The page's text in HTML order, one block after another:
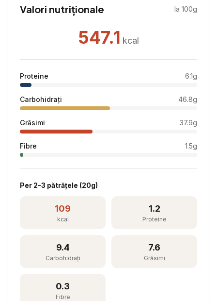
Valori nutriționale la 100g
547.1 kcal
Proteine 6.1g
Carbohidrați 46.8g
Grăsimi 37.9g
Fibre 1.5g
Per 2-3 pătrățele (20g)
109
kcal
1.2
Proteine
9.4
Carbohidrați
7.6
Grăsimi
0.3
Fibre